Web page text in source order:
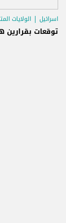
اسرائيل الولايات
توقعات بقرارين